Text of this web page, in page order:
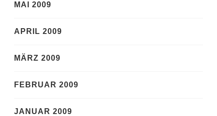
MAI 2009
APRIL 2009
MÄRZ 2009
FEBRUAR 2009
JANUAR 2009